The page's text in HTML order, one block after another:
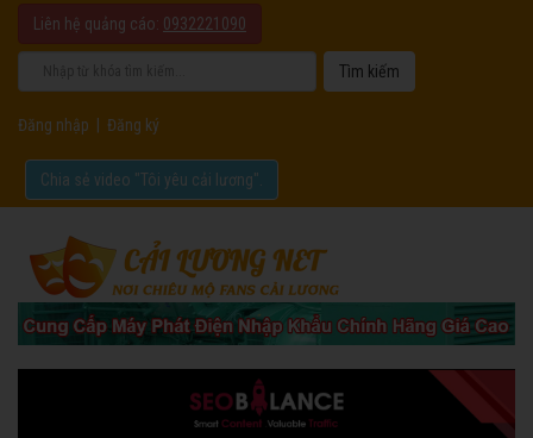
Liên hệ quảng cáo: 0932221090
Đăng nhập Đăng ký
Chia sẻ video "Tôi yêu cải lương".